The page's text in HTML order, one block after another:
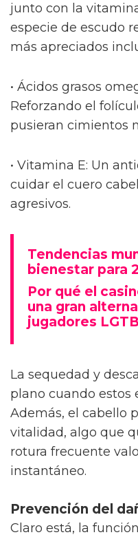
junto con la
especie de escudo
más apreciados
• Ácidos grasos
Reforzando el
pusieran cimientos
• Vitamina E: Un
cuidar el cuero
agresivos.
Tendencias
bienestar para
Por qué el
una gran
jugadores LGTB
La sequedad y
plano cuando estos
Además, el cabello
vitalidad, algo que
rotura frecuente
instantáneo.
Prevención del
Claro está, la